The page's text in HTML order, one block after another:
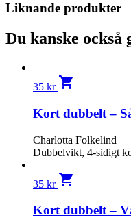
Liknande produkter
Du kanske
35 kr shopping_cart
Kort dubbelt –
Charlotta Folkelind
Dubbelvikt, 4-sidigt
35 kr shopping_cart
Kort dubbelt –